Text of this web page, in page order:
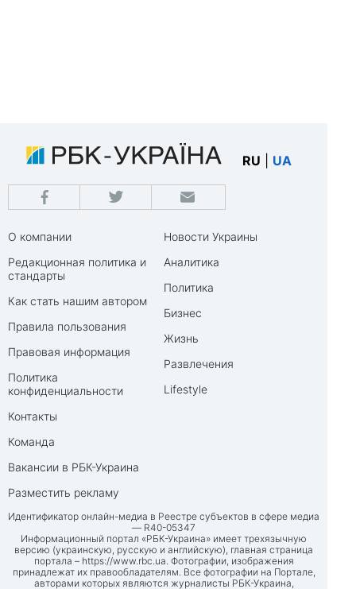
RU UA
О компании
Редакционная политика и
стандарты
Как стать нашим автором
Правила пользования
Правовая информация
Политика
конфиденциальности
Контакты
Команда
Вакансии в РБК-Украина
Разместить рекламу
Новости Украины
Аналитика
Политика
Бизнес
Жизнь
Развлечения
Lifestyle
Идентификатор онлайн-медиа в Реестре субъектов в сфере медиа
— R40-05347
Информационный портал «РБК-Украина» имеет трехязычную
версию (украинскую, русскую и английскую), главная страница
портала – https://www.rbc.ua. Фотографии, изображения
принадлежат их правообладателям. Все фотографии на Портале,
авторами которых являются журналисты РБК-Украина,